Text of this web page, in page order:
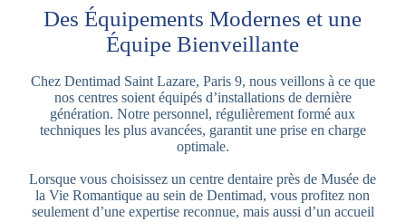
Des Équipements Modernes et une
Équipe Bienveillante
Chez Dentimad Saint Lazare, Paris 9, nous veillons à ce que
nos centres soient équipés d’installations de dernière
génération. Notre personnel, régulièrement formé aux
techniques les plus avancées, garantit une prise en charge
optimale.
Lorsque vous choisissez un centre dentaire près de Musée de
la Vie Romantique au sein de Dentimad, vous profitez non
seulement d’une expertise reconnue, mais aussi d’un accueil